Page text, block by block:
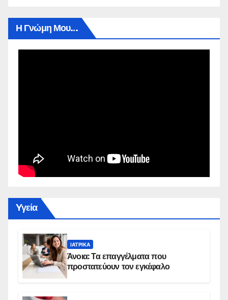
Η Γνώμη Μου…
Yγεία
ΙΑΤΡΙΚΆ
Άνοια: Τα επαγγέλματα που
προστατεύουν τον εγκέφαλο